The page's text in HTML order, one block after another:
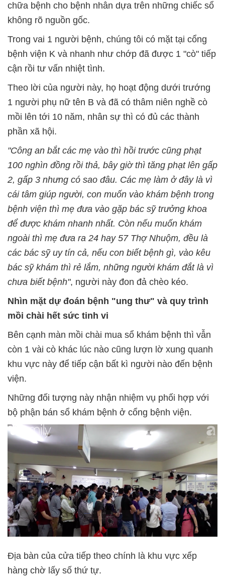
chữa bệnh cho bệnh nhân dựa trên những chiếc sổ
không rõ nguồn gốc.
Trong vai 1 người bệnh, chúng tôi có mặt tại cổng
bệnh viện K và nhanh như chớp đã được 1 "cò" tiếp
cận rồi tư vấn nhiệt tình.
Theo lời của người này, họ hoạt động dưới trướng
1 người phụ nữ tên B và đã có thâm niên nghề cò
mồi lên tới 10 năm, nhân sự thì có đủ các thành
phần xã hội.
"Công an bắt các mẹ vào thì hồi trước cũng phạt
100 nghìn đồng rồi thả, bây giờ thì tăng phạt lên gấp
2, gấp 3 nhưng có sao đâu. Các mẹ làm ở đây là vì
cái tâm giúp người, con muốn vào khám bệnh trong
bệnh viện thì mẹ đưa vào gặp bác sỹ trưởng khoa
để được khám nhanh nhất. Còn nếu muốn khám
ngoài thì mẹ đưa ra 24 hay 57 Thợ Nhuộm, đều là
các bác sỹ uy tín cả, nếu con biết bệnh gì, vào kêu
bác sỹ khám thì rẻ lắm, những người khám đắt là vì
chưa biết bệnh", người này đon đả chèo kéo.
Nhìn mặt dự đoán bệnh "ung thư" và quy trình
mồi chài hết sức tinh vi
Bên cạnh màn mồi chài mua sổ khám bệnh thì vẫn
còn 1 vài cò khác lúc nào cũng lượn lờ xung quanh
khu vực này để tiếp cận bất kì người nào đến bệnh
viện.
Những đối tượng này nhận nhiệm vụ phối hợp với
bộ phận bán sổ khám bệnh ở cổng bệnh viện.
Địa bàn của cửa tiếp theo chính là khu vực xếp
hàng chờ lấy số thứ tự.